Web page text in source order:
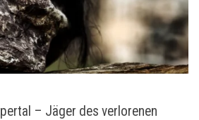
– Jäger des verlorenen